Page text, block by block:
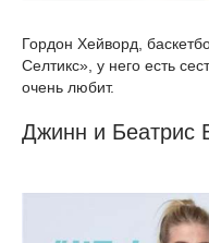
Гордон Хейворд,
Селтикс», у него есть
очень любит.
Джинн и Беатрис